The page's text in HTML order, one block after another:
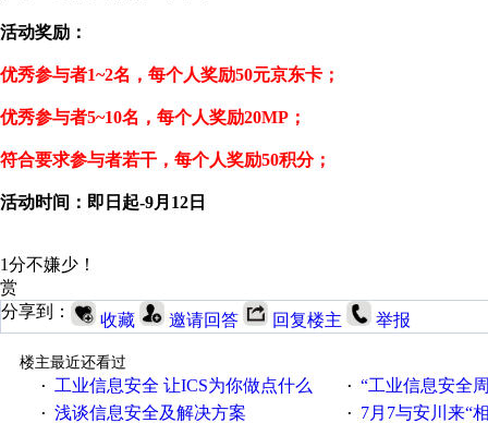
活动奖励：
优秀参与者1~2名，每个人奖励50元京东卡；
优秀参与者5~10名，每个人奖励20MP；
符合要求参与者若干，每个人奖励50积分；
活动时间：即日起-9月12日
1分不嫌少！
赏
分享到：
收藏 邀请回答 回复楼主 举报
楼主最近还看过
·
工业信息安全 让ICS为你做点什么 · “工业信息安全周之我见”
· 浅谈信息安全及解决方案 · 7月7与安川来“